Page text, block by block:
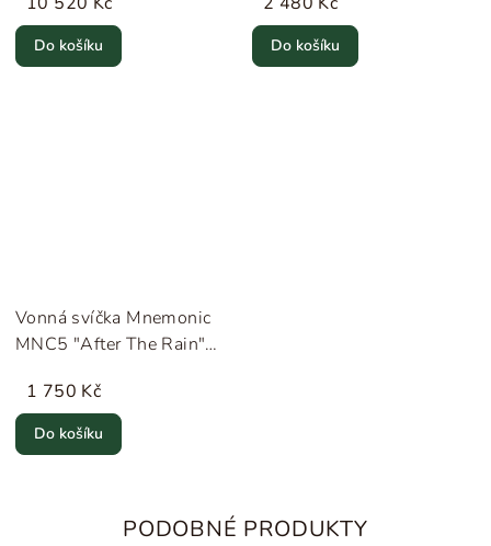
Do košíku Do košíku
Vonná svíčka Mnemonic
MNC5 "After The Rain"
1 750 Kč
Do košíku
PODOBNÉ PRODUKTY